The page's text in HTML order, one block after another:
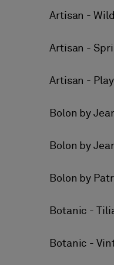
Artisan - Wild
Artisan -
Artisan - Play
Bolon by
Bolon by
Bolon by
Botanic -
Botanic -